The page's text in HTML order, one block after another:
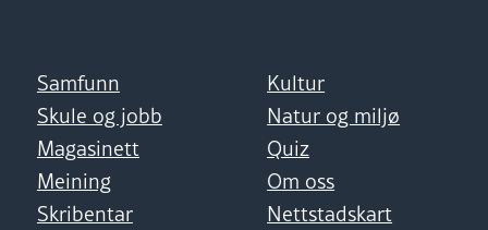
Samfunn
Kultur
Skule og jobb
Natur og miljø
Magasinett
Quiz
Meining
Om oss
Skribentar
Nettstadskart